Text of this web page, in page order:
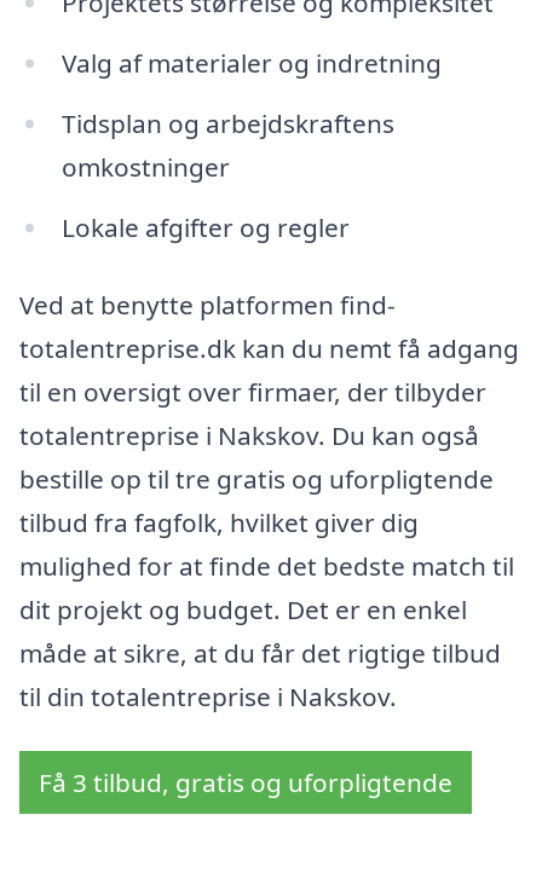
Valg af materialer og indretning
Tidsplan og arbejdskraftens
omkostninger
Lokale afgifter og regler
Ved at benytte platformen find-
totalentreprise.dk kan du nemt få adgang
til en oversigt over firmaer, der tilbyder
totalentreprise i Nakskov. Du kan også
bestille op til tre gratis og uforpligtende
tilbud fra fagfolk, hvilket giver dig
mulighed for at finde det bedste match til
dit projekt og budget. Det er en enkel
måde at sikre, at du får det rigtige tilbud
til din totalentreprise i Nakskov.
Få 3 tilbud, gratis og uforpligtende